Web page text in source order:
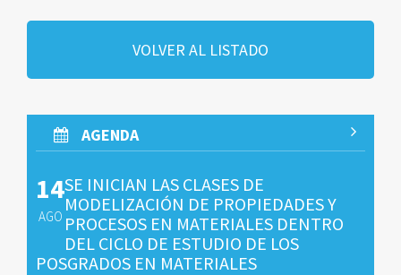
VOLVER AL LISTADO
AGENDA
14
AGO
SE INICIAN LAS CLASES DE
MODELIZACIÓN DE PROPIEDADES Y
PROCESOS EN MATERIALES DENTRO
DEL CICLO DE ESTUDIO DE LOS
POSGRADOS EN MATERIALES